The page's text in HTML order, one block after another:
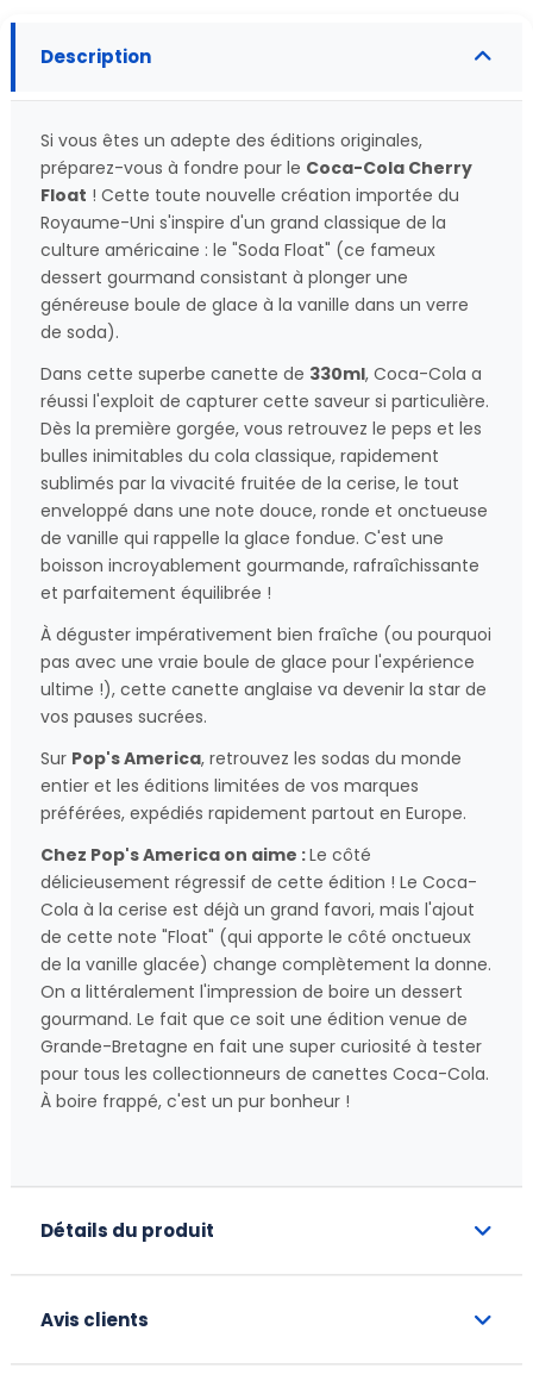
Description
Si vous êtes un adepte des éditions originales,
préparez-vous à fondre pour le Coca-Cola Cherry
Float ! Cette toute nouvelle création importée du
Royaume-Uni s'inspire d'un grand classique de la
culture américaine : le "Soda Float" (ce fameux
dessert gourmand consistant à plonger une
généreuse boule de glace à la vanille dans un verre
de soda).
Dans cette superbe canette de 330ml, Coca-Cola a
réussi l'exploit de capturer cette saveur si particulière.
Dès la première gorgée, vous retrouvez le peps et les
bulles inimitables du cola classique, rapidement
sublimés par la vivacité fruitée de la cerise, le tout
enveloppé dans une note douce, ronde et onctueuse
de vanille qui rappelle la glace fondue. C'est une
boisson incroyablement gourmande, rafraîchissante
et parfaitement équilibrée !
À déguster impérativement bien fraîche (ou pourquoi
pas avec une vraie boule de glace pour l'expérience
ultime !), cette canette anglaise va devenir la star de
vos pauses sucrées.
Sur Pop's America, retrouvez les sodas du monde
entier et les éditions limitées de vos marques
préférées, expédiés rapidement partout en Europe.
Chez Pop's America on aime :Le côté
délicieusement régressif de cette édition ! Le Coca-
Cola à la cerise est déjà un grand favori, mais l'ajout
de cette note "Float" (qui apporte le côté onctueux
de la vanille glacée) change complètement la donne.
On a littéralement l'impression de boire un dessert
gourmand. Le fait que ce soit une édition venue de
Grande-Bretagne en fait une super curiosité à tester
pour tous les collectionneurs de canettes Coca-Cola.
À boire frappé, c'est un pur bonheur !
Détails du produit
Avis clients